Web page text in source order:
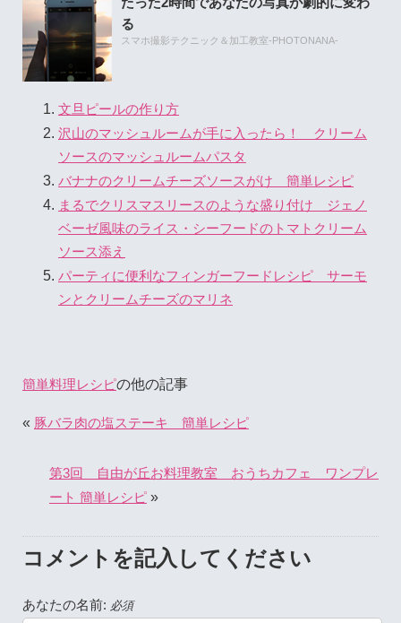
る
スマホ撮影テクニック＆加工教室-PHOTONANA-
文旦ピールの作り方
沢山のマッシュルームが手に入ったら！ クリーム
ソースのマッシュルームパスタ
バナナのクリームチーズソースがけ 簡単レシピ
まるでクリスマスリースのような盛り付け ジェノ
ベーゼ風味のライス・シーフードのトマトクリーム
ソース添え
パーティに便利なフィンガーフードレシピ サーモ
ンとクリームチーズのマリネ
簡単料理レシピの他の記事
« 豚バラ肉の塩ステーキ 簡単レシピ
第3回 自由が丘お料理教室 おうちカフェ ワンプレ
ート 簡単レシピ »
コメントを記入してください
あなたの名前: 必須